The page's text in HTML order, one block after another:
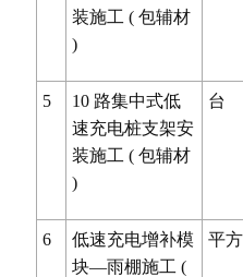
装施工 ( 包辅材
)
5 10 路集中式低
速充电桩支架安
装施工 ( 包辅材
)
台
6
低速充电增补模
块—雨棚施工 (
平